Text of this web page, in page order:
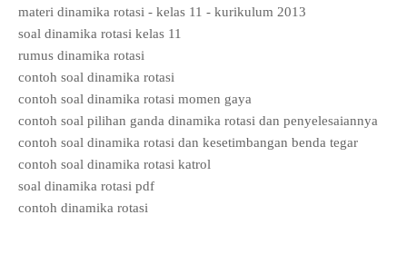
materi dinamika rotasi - kelas 11 - kurikulum 2013
soal dinamika rotasi kelas 11
rumus dinamika rotasi
contoh soal dinamika rotasi
contoh soal dinamika rotasi momen gaya
contoh soal pilihan ganda dinamika rotasi dan penyelesaiannya
contoh soal dinamika rotasi dan kesetimbangan benda tegar
contoh soal dinamika rotasi katrol
soal dinamika rotasi pdf
contoh dinamika rotasi